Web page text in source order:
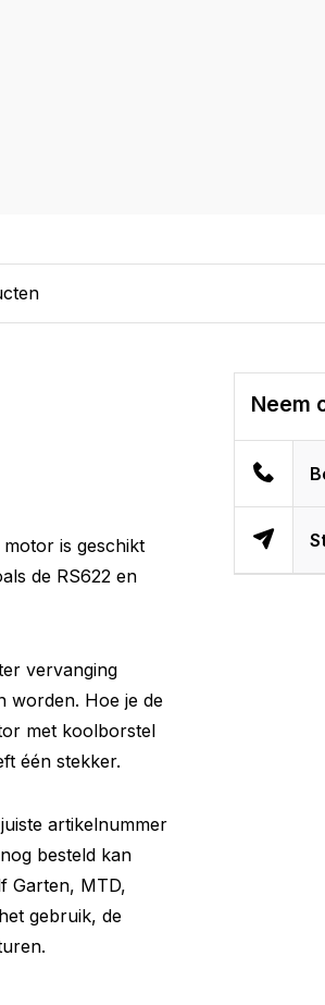
motor is geschikt
de RS622 en
vervanging
worden. Hoe je de
met koolborstel
één stekker.
artikelnummer
besteld kan
Garten, MTD,
gebruik, de
Neem